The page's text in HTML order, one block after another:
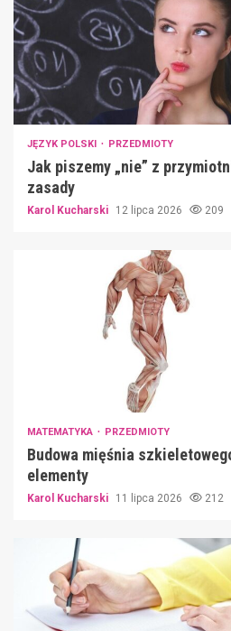
JĘZYK POLSKI PRZEDMIOTY
Jak piszemy „nie” z
zasady
Karol Kucharski 12 lipca 2026 209
MATEMATYKA PRZEDMIOTY
Budowa mięśnia
elementy
Karol Kucharski 11 lipca 2026 212